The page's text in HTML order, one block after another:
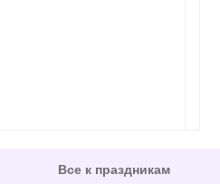
Все к праздникам